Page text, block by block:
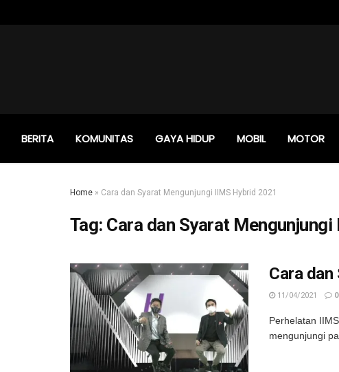
BERITA KOMUNITAS GAYA HIDUP MOBIL MOTOR
Home » Cara dan Syarat Mengunjungi IIMS Hybrid 2021
Tag: Cara dan Syarat
Cara
11/04/2021 0
Perhelatan
mengunjungi